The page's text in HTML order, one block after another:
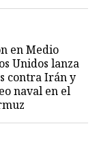
en Medio
Unidos lanza
contra Irán y
naval en el